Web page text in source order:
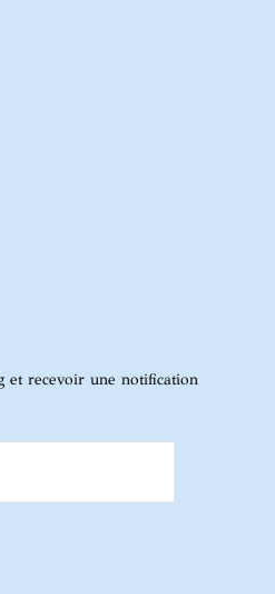
et recevoir une notification